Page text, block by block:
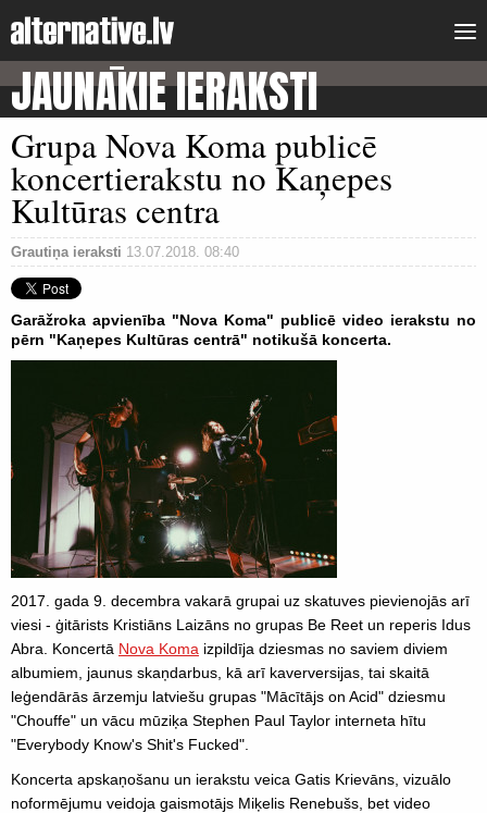
JAUNĀKIE IERAKSTI
Grupa Nova Koma publicē
koncertierakstu no Kaņepes
Kultūras centra
Grautiņa ieraksti 13.07.2018. 08:40
Garāžroka apvienība "Nova Koma" publicē video ierakstu no
pērn "Kaņepes Kultūras centrā" notikušā koncerta.
2017. gada 9. decembra vakarā grupai uz skatuves pievienojās arī
viesi - ģitārists Kristiāns Laizāns no grupas Be Reet un reperis Idus
Abra. Koncertā Nova Koma izpildīja dziesmas no saviem diviem
albumiem, jaunus skaņdarbus, kā arī kaverversijas, tai skaitā
leģendārās ārzemju latviešu grupas "Mācītājs on Acid" dziesmu
"Chouffe" un vācu mūziķa Stephen Paul Taylor interneta hītu
"Everybody Know's Shit's Fucked".
Koncerta apskaņošanu un ierakstu veica Gatis Krievāns, vizuālo
noformējumu veidoja gaismotājs Miķelis Renebušs, bet video